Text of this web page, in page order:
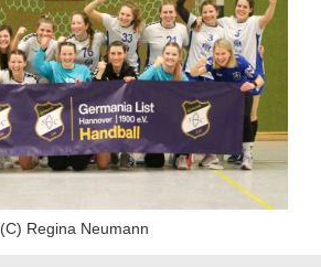
(C) Regina Neumann